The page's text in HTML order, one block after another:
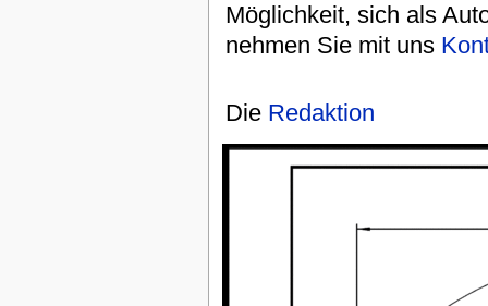
Möglichkeit, sich als
nehmen Sie mit uns
Die Redaktion